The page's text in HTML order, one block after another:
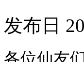
发布日
各位仙友